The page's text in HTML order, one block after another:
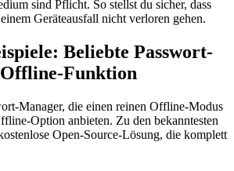
sind Pflicht. So stellst du sicher, dass
Geräteausfall nicht verloren gehen.
Beliebte Passwort-
Funktion
Manager, die einen reinen Offline-Modus
Option anbieten. Zu den bekanntesten
Open-Source-Lösung, die komplett